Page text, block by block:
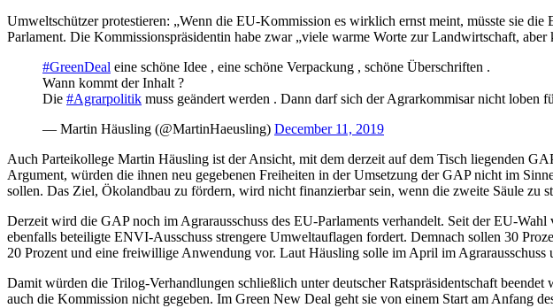
Umweltschützer protestieren: „Wenn die EU-Kommission es wirklich ernst meint, müsste sie
Parlament. Die Kommissionspräsidentin habe zwar „viele warme Worte zur Landwirtschaft,
#GreenDeal eine schöne Idee , eine schöne Verpackung , schöne Überschriften .
Wann kommt der Inhalt ?
Die #Agrarpolitik muss geändert werden . Dann darf sich der Agrarkommisar nicht loben
— Martin Häusling (@MartinHaeusling) December 11, 2019
Auch Parteikollege Martin Häusling ist der Ansicht, mit dem derzeit auf dem Tisch liegenden
Argument, würden die ihnen neu gegebenen Freiheiten in der Umsetzung der GAP nicht im
sollen. Das Ziel, Ökolandbau zu fördern, wird nicht finanzierbar sein, wenn die zweite Säule zu
Derzeit wird die GAP noch im Agrarausschuss des EU-Parlaments verhandelt. Seit der EU-
ebenfalls beteiligte ENVI-Ausschuss strengere Umweltauflagen fordert. Demnach sollen 30
20 Prozent und eine freiwillige Anwendung vor. Laut Häusling solle im April im
Damit würden die Trilog-Verhandlungen schließlich unter deutscher Ratspräsidentschaft
auch die Kommission nicht gegeben. Im Green New Deal geht sie von einem Start am Anfang